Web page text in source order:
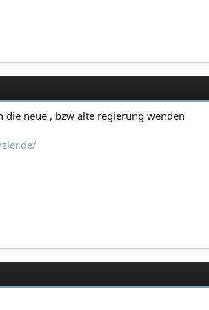
die neue , bzw alte regierung wenden